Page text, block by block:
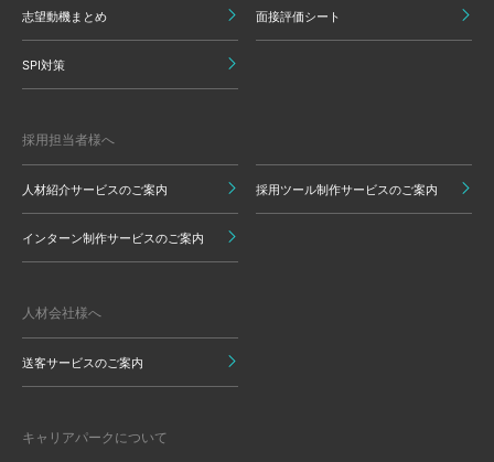
志望動機まとめ 面接評価シート
SPI対策
採用担当者様へ
人材紹介サービスのご案内 採用ツール制作サービスのご案内
インターン制作サービスのご案内
人材会社様へ
送客サービスのご案内
キャリアパークについて